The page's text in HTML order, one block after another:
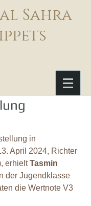
Sahra
in
April 2024, Richter
erhielt Tasmin
der Jugendklasse
die Wertnote V3